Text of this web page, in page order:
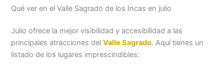
Qué ver en el Valle Sagrado de los Incas en julio
Julio ofrece la mejor visibilidad y accesibilidad a las
principales atracciones delValle Sagrado. Aquí tienes un
listado de los lugares imprescindibles: